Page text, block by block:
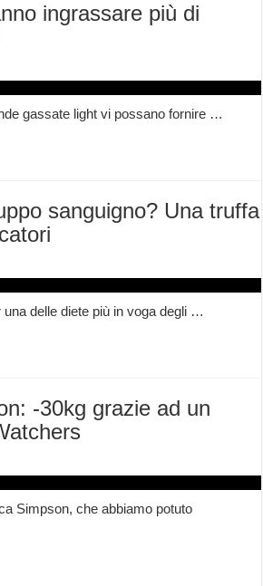
ingrassare più di
gassate light vi possano fornire …
sanguigno? Una truffa
delle diete più in voga degli …
-30kg grazie ad un
Simpson, che abbiamo potuto